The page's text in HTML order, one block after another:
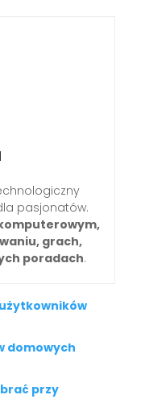
pasjonatów.
grach,
poradach.
domowych
przy